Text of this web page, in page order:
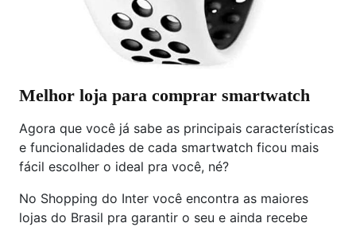
Melhor loja para comprar smartwatch
Agora que você já sabe as principais características
e funcionalidades de cada smartwatch ficou mais
fácil escolher o ideal pra você, né?
No Shopping do Inter você encontra as maiores
lojas do Brasil pra garantir o seu e ainda recebe